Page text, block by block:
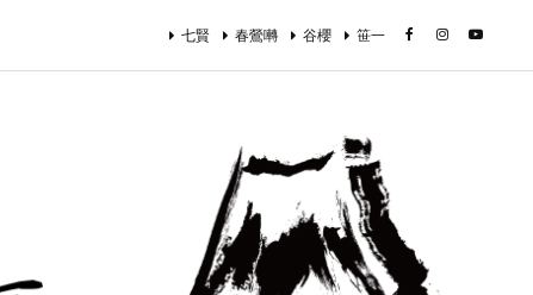
七賢 春鶯囀 谷櫻 笹一